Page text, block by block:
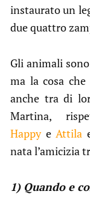
instaurato un
due quattro
Gli animali
ma la cosa
anche tra di
Martina,
HappyeAttila
nata l’amicizia
1) Quando e